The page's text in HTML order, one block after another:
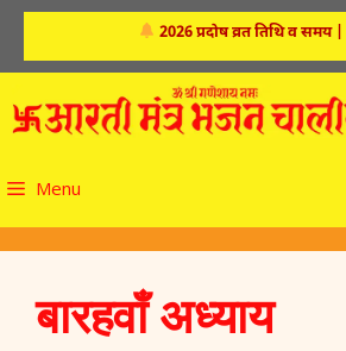
Skip
content
2026 प्रदोष व्रत तिथि व समय|
Menu
बारहवाँ अध्याय